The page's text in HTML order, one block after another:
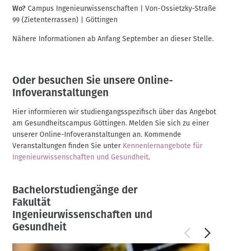
Wo? Campus Ingenieurwissenschaften | Von-Ossietzky-Straße
99 (Zietenterrassen) | Göttingen
Nähere Informationen ab Anfang September an dieser Stelle.
Oder besuchen Sie unsere Online-
Infoveranstaltungen
Hier informieren wir studiengangsspezifisch über das Angebot
am Gesundheitscampus Göttingen. Melden Sie sich zu einer
unserer Online-Infoveranstaltungen an. Kommende
Veranstaltungen finden Sie unter Kennenlernangebote für
Ingenieurwissenschaften und Gesundheit.
Bachelorstudiengänge der
Fakultät
Ingenieurwissenschaften und
Gesundheit